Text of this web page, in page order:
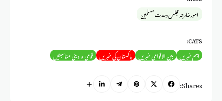
امور خارجہ مجلس وحدت مسلمین
CATS:
اہم خبریں بین الاقوامی خبریں پاکستان کی خبریں قومی و دینی مناسبتیں
Shares: